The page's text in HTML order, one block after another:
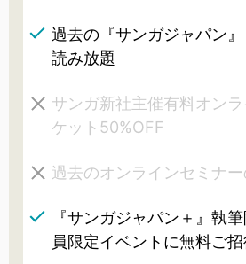
過去の『サンガジャパン
読み放題
サンガ新社主催有料オン
ケット50%OFF
過去のオンラインセミナ
『サンガジャパン＋』執
員限定イベントに無料ご